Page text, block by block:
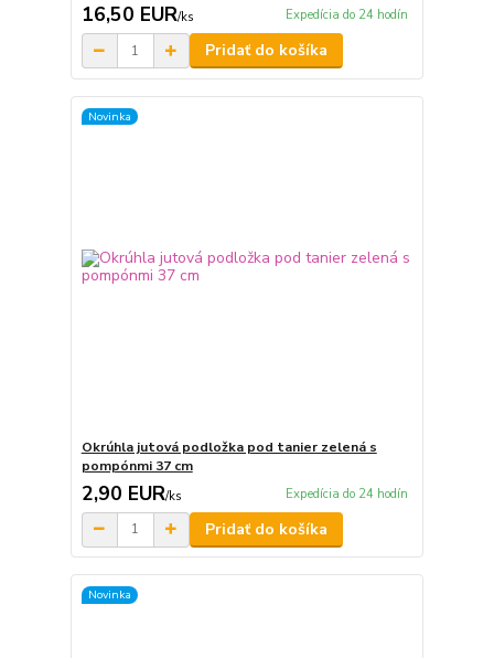
16,50 EUR/ks Expedícia do 24 hodín
Pridať do košíka
Novinka
Okrúhla jutová podložka pod tanier zelená s
pompónmi 37 cm
2,90 EUR/ks Expedícia do 24 hodín
Pridať do košíka
Novinka